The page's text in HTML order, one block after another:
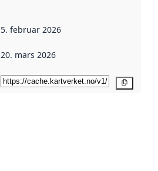
5. februar 2026
20. mars 2026